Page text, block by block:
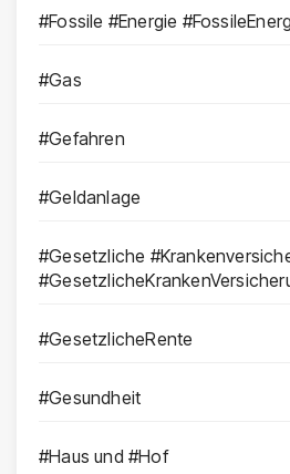
#Fossile #Energie
#Gas
#Gefahren
#Geldanlage
#Gesetzliche
#GesetzlicheRente
#Gesundheit
#Haus und #Hof